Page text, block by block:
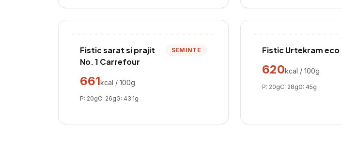
Fistic sarat si prajit
No. 1 Carrefour
SEMINTE
661kcal / 100g
P: 20gC: 26gG: 43.1g
Fistic Urtekram eco
620kcal / 100g
P: 20gC: 28gG: 45g